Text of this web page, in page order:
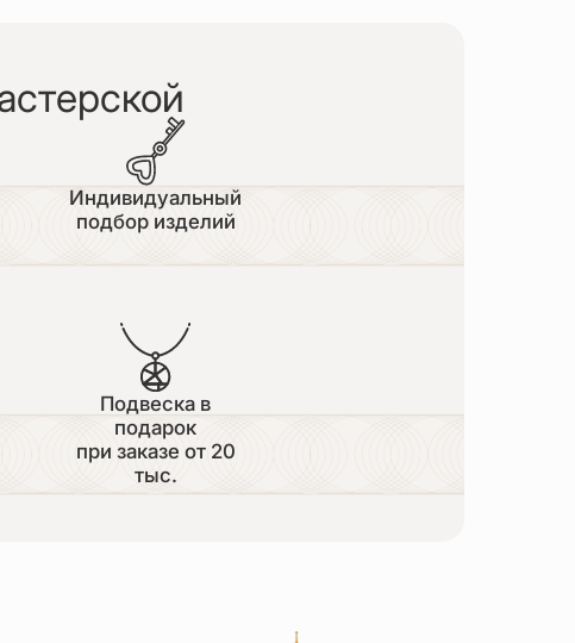
Индивидуальный
подбор изделий
Подвеска в
подарок
при заказе от 20
тыс.